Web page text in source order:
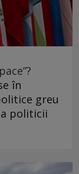
în
greu
politicii